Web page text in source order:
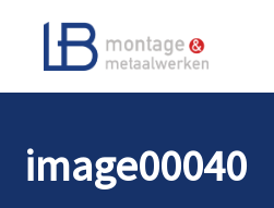
image00040